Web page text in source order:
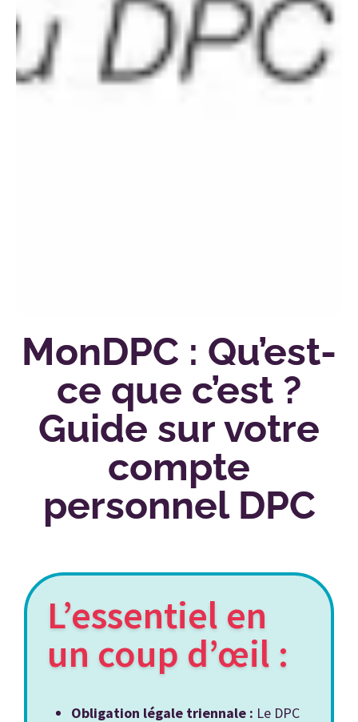
MonDPC : Qu’est-
ce que c’est ?
Guide sur votre
compte
personnel DPC
L’essentiel en
un coup d’œil :
Obligation légale triennale : Le DPC